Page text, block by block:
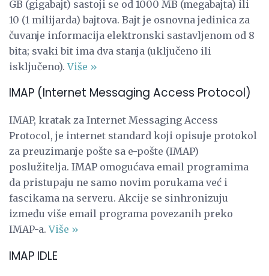
GB (gigabajt) sastoji se od 1000 MB (megabajta) ili
10 (1 milijarda) bajtova. Bajt je osnovna jedinica za
čuvanje informacija elektronski sastavljenom od 8
bita; svaki bit ima dva stanja (uključeno ili
isključeno).Više »
IMAP (Internet Messaging Access Protocol)
IMAP, kratak za Internet Messaging Access
Protocol, je internet standard koji opisuje protokol
za preuzimanje pošte sa e-pošte (IMAP)
poslužitelja. IMAP omogućava email programima
da pristupaju ne samo novim porukama već i
fascikama na serveru. Akcije se sinhronizuju
između više email programa povezanih preko
IMAP-a.Više »
IMAP IDLE